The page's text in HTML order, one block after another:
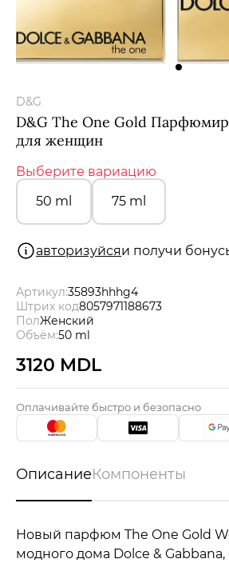
Мужчины
Подарочные сертификаты
Бренды
Новости
Магазины
Акции
Скидки
D&G
D&G The One Gold
для женщин
Выберите вариацию
50 ml
75 ml
авторизуйсяи получи
Артикул:35893hhhg4
Штрих код8057971188673
ПолЖенский
Объём:50 ml
3120 MDL
Оплачивайте быстро и безопасно
ОписаниеКомпоненты
Новый парфюм The One Gold
модного дома Dolce & Gabbana,